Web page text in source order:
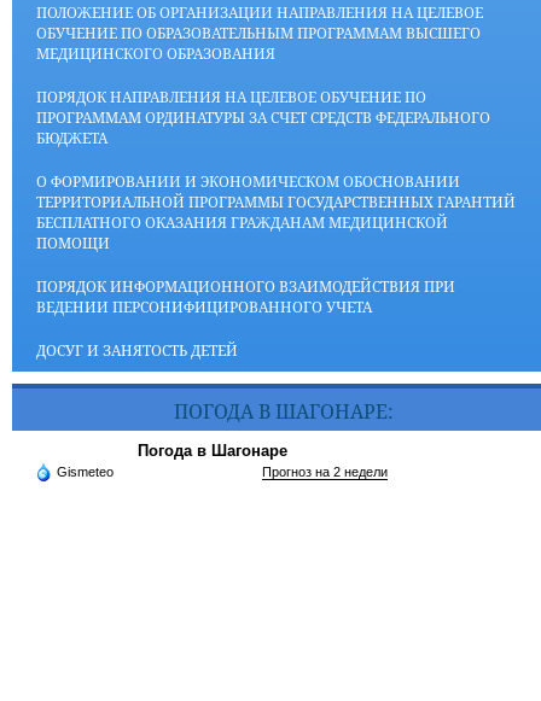
ПОЛОЖЕНИЕ ОБ ОРГАНИЗАЦИИ НАПРАВЛЕНИЯ НА ЦЕЛЕВОЕ
ОБУЧЕНИЕ ПО ОБРАЗОВАТЕЛЬНЫМ ПРОГРАММАМ ВЫСШЕГО
МЕДИЦИНСКОГО ОБРАЗОВАНИЯ
ПОРЯДОК НАПРАВЛЕНИЯ НА ЦЕЛЕВОЕ ОБУЧЕНИЕ ПО
ПРОГРАММАМ ОРДИНАТУРЫ ЗА СЧЕТ СРЕДСТВ ФЕДЕРАЛЬНОГО
БЮДЖЕТА
О ФОРМИРОВАНИИ И ЭКОНОМИЧЕСКОМ ОБОСНОВАНИИ
ТЕРРИТОРИАЛЬНОЙ ПРОГРАММЫ ГОСУДАРСТВЕННЫХ ГАРАНТИЙ
БЕСПЛАТНОГО ОКАЗАНИЯ ГРАЖДАНАМ МЕДИЦИНСКОЙ
ПОМОЩИ
ПОРЯДОК ИНФОРМАЦИОННОГО ВЗАИМОДЕЙСТВИЯ ПРИ
ВЕДЕНИИ ПЕРСОНИФИЦИРОВАННОГО УЧЕТА
ДОСУГ И ЗАНЯТОСТЬ ДЕТЕЙ
ПОГОДА В ШАГОНАРЕ:
Погода в Шагонаре
Gismeteo Прогноз на 2 недели